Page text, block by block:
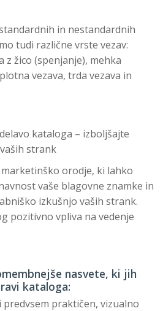
in nestandardnih
tudi različne vrste vezav:
z žico (spenjanje), mehka
vezava, trda vezava in
kataloga – izboljšajte
strank
orodje, ki lahko
vaše blagovne znamke in
izkušnjo vaših strank.
pozitivno vpliva na vedenje
nasvete, ki jih
kataloga:
praktičen, vizualno